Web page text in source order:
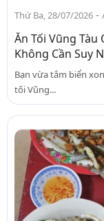
Thứ Ba, 28/07/2026 -
Ăn Tối Vũng
Không Cần Suy
Bạn vừa tắm biển
tối Vũng...